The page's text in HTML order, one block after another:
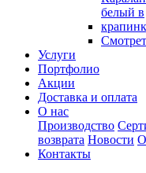
Услуги
Портфолио
Акции
Доставка и оплата
О нас
Производство
возврата Новости
Контакты